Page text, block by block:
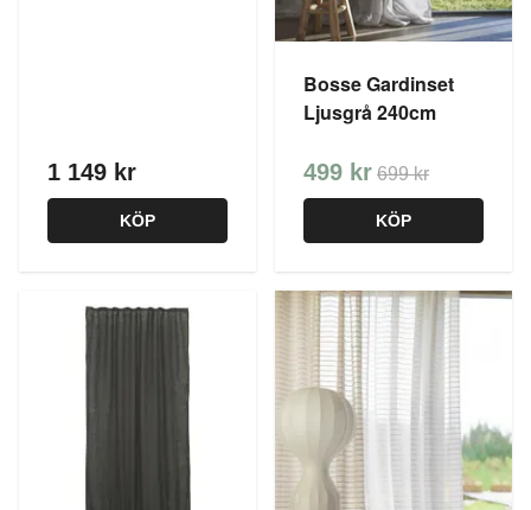
1 149 kr
KÖP
Bosse Gardinset
Ljusgrå 240cm
499 kr 699 kr
KÖP